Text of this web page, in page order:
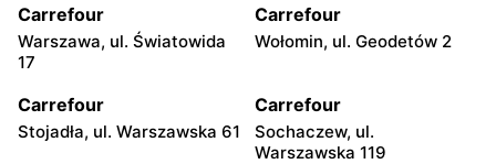
Carrefour
Warszawa, ul. Światowida
17
Carrefour
Wołomin, ul. Geodetów 2
Carrefour
Stojadła, ul. Warszawska 61
Carrefour
Sochaczew, ul.
Warszawska 119